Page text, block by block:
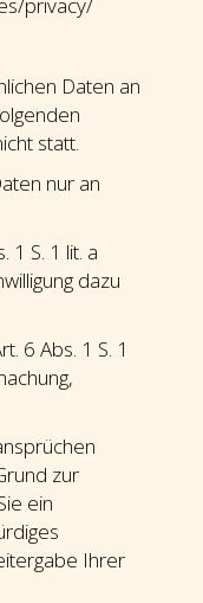
Daten an
statt.
nur an
1 S. 1 lit. a
dazu
6 Abs. 1 S. 1
zur
ein
Ihrer